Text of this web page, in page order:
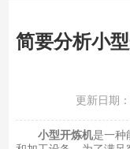
简要分析小
更新日期
小型开炼机是一种